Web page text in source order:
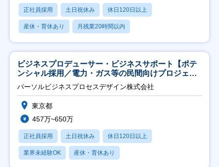
正社員採用 土日祝休み 休日120日以上
産休・育休あり 月残業20時間以内
ビジネスプロデューサー・ビジネスサポート【ポテ
ンシャル採用／電力・ガス等の民間向けプロジェク
ト推進】
パーソルビジネスプロセスデザイン株式会社
東京都
457万~650万
正社員採用 土日祝休み 休日120日以上
業界未経験OK 産休・育休あり